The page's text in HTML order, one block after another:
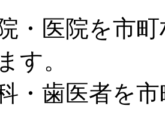
・医院を市
す。
・歯医者を